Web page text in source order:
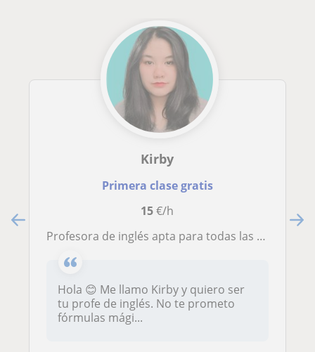
Kirby
Primera clase gratis
15€/h
Profesora de inglés apta para todas las edades y niveles.
Hola 😊 Me llamo Kirby y quiero ser
tu profe de inglés. No te prometo
fórmulas mági...